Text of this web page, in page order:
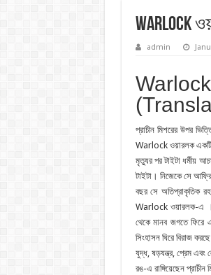
Warlock
admin
প্রাচীন মিশরের উপর
Warlock ওয়ারলক একটি
মৃত্যুর পর টাইটা ধর্মীয়
টাইটা। নিজেকে সে
বছর সে অতিপ্রাকৃতিক
Warlock ওয়ারলক-এ ।
থেকে মানব জগতে ফিরে
সিংহাসন ঘিরে বিরাজ
যুদ্ধ, ষড়যন্ত্র, প্রেম এবং
রঙ-এ রাঙ্গিয়েছেন